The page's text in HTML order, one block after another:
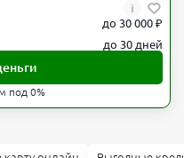
i
до 30 000 ₽
до 30 дней
под 0%